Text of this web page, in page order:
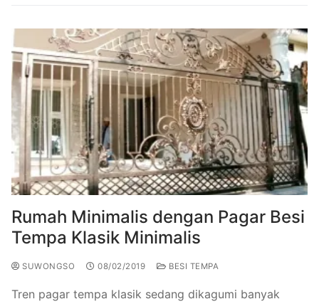
Rumah Minimalis dengan Pagar Besi
Tempa Klasik Minimalis
SUWONGSO 08/02/2019 BESI TEMPA
Tren pagar tempa klasik sedang dikagumi banyak